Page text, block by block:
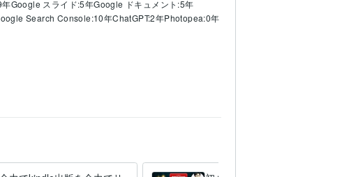
Google スライド:5年Google ドキュメント:5年
Search Console:10年ChatGPT:2年Photopea:0年